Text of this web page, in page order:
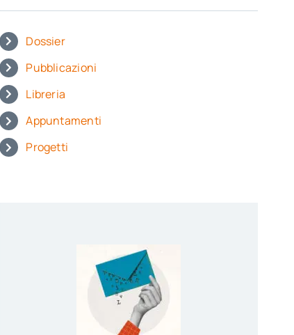
Dossier
Pubblicazioni
Libreria
Appuntamenti
Progetti